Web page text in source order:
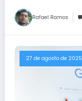
Rafael Ramos
27 de agosto de 2025